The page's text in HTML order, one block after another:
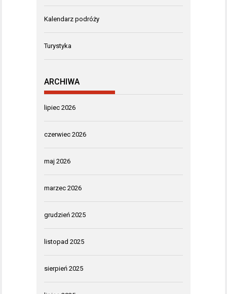
Kalendarz podróży
Turystyka
ARCHIWA
lipiec 2026
czerwiec 2026
maj 2026
marzec 2026
grudzień 2025
listopad 2025
sierpień 2025